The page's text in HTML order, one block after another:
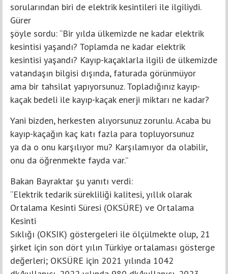
sorularından biri de elektrik kesintileri ile ilgiliydi.
Gürer
şöyle sordu: “Bir yılda ülkemizde ne kadar elektrik
kesintisi yaşandı? Toplamda ne kadar elektrik
kesintisi yaşandı? Kayıp-kaçaklarla ilgili de ülkemizde
vatandaşın bilgisi dışında, faturada görünmüyor
ama bir tahsilat yapıyorsunuz. Topladığınız kayıp-
kaçak bedeli ile kayıp-kaçak enerji miktarı ne kadar?
Yani bizden, herkesten alıyorsunuz zorunlu. Acaba bu
kayıp-kaçağın kaç katı fazla para topluyorsunuz
ya da o onu karşılıyor mu? Karşılamıyor da olabilir,
onu da öğrenmekte fayda var.”
Bakan Bayraktar şu yanıtı verdi:
“Elektrik tedarik sürekliliği kalitesi, yıllık olarak
Ortalama Kesinti Süresi (OKSÜRE) ve Ortalama
Kesinti
Sıklığı (OKSIK) göstergeleri ile ölçülmekte olup, 21
şirket için son dört yılın Türkiye ortalaması gösterge
değerleri; OKSÜRE için 2021 yılında 1042